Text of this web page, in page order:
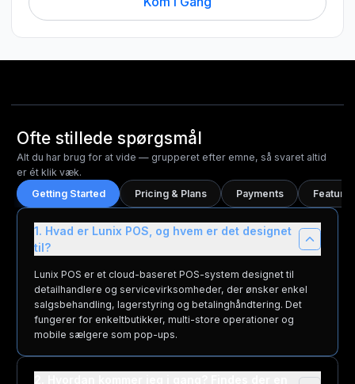
Ofte stillede spørgsmål
Alt du har brug for at vide — grupperet efter emne, så svaret altid
er ét klik væk.
Getting Started
Pricing & Plans Payments
1. Hvad er Lunix POS, og hvem er det designet
til?
Lunix POS er et cloud-baseret POS-system designet til
detailhandlere og servicevirksomheder, der ønsker enkel
salgsbehandling, lagerstyring og betalinghåndtering. Det
fungerer for enkeltbutikker, multi-store operationer og
mobile sælgere som pop-ups.